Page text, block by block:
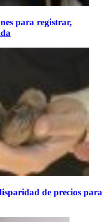
para registrar,
de precios para